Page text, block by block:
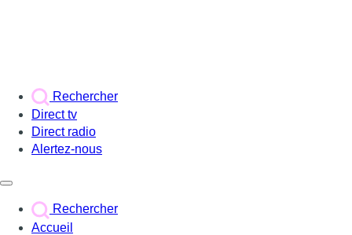
Rechercher
Direct tv
Direct radio
Alertez-nous
Rechercher
Accueil